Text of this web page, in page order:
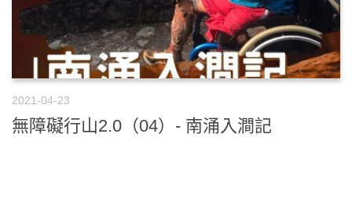
2021-04-23
無障礙行山2.0（04）- 南涌入澗記